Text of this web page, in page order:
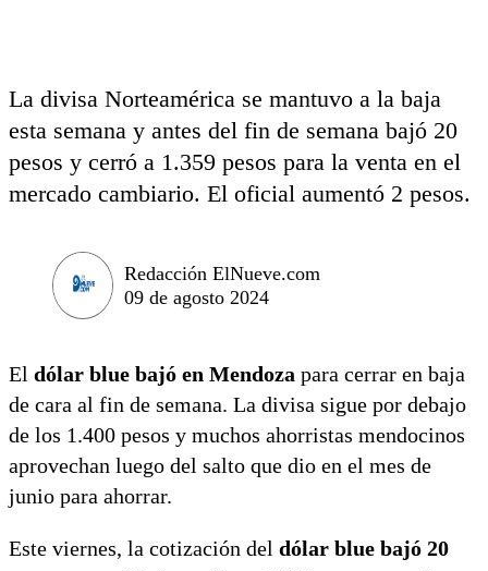
La divisa Norteamérica se mantuvo a la baja
esta semana y antes del fin de semana bajó 20
pesos y cerró a 1.359 pesos para la venta en el
mercado cambiario. El oficial aumentó 2 pesos.
Redacción ElNueve.com
09 de agosto 2024
El dólar blue bajó en Mendoza para cerrar en baja
de cara al fin de semana. La divisa sigue por debajo
de los 1.400 pesos y muchos ahorristas mendocinos
aprovechan luego del salto que dio en el mes de
junio para ahorrar.
Este viernes, la cotización del dólar blue bajó 20